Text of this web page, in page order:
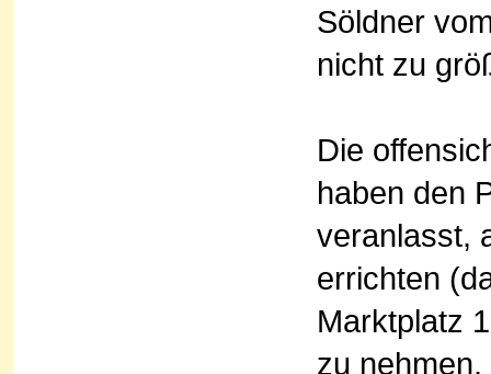
Söldner
nicht zu
Die
haben den
veranlasst,
errichten
Marktplatz
zu